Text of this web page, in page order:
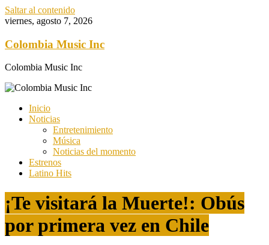
Saltar al contenido
viernes, agosto 7, 2026
Colombia Music Inc
Colombia Music Inc
Inicio
Noticias
Entretenimiento
Música
Noticias del momento
Estrenos
Latino Hits
¡Te visitará la Muerte!: Obús
por primera vez en Chile